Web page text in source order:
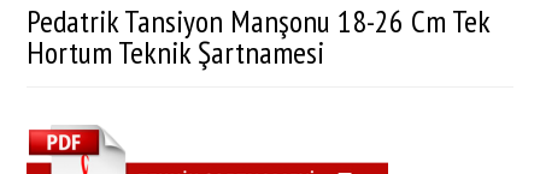
Pedatrik Tansiyon Manşonu 18-26 Cm Tek
Hortum Teknik Şartnamesi